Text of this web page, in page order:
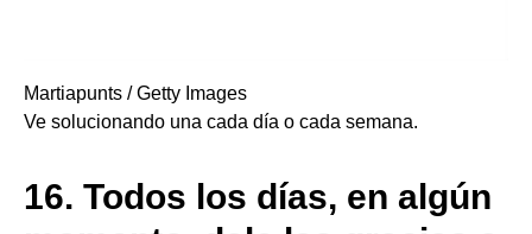
Martiapunts / Getty Images
Ve solucionando una cada día o cada semana.
16. Todos los días, en algún